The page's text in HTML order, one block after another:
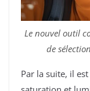
Le nouvel outil
de
Par la suite, il